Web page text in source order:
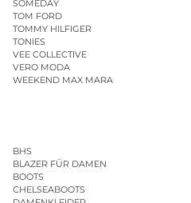
SOMEDAY
TOM FORD
TOMMY HILFIGER
TONIES
VEE COLLECTIVE
VERO MODA
WEEKEND MAX MARA
BHS
BLAZER FÜR DAMEN
BOOTS
CHELSEABOOTS